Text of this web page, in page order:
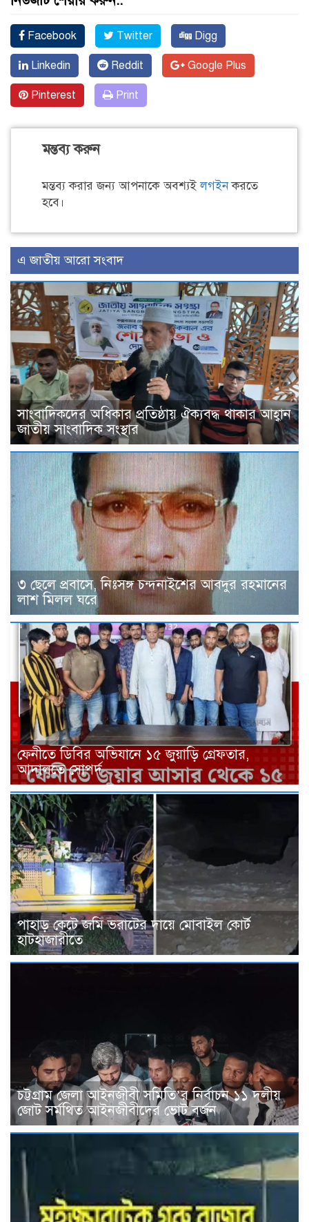
Facebook Twitter Digg
Linkedin Reddit Google Plus
Pinterest Print
মন্তব্য করুন
মন্তব্য করার জন্য আপনাকে অবশ্যইলগইনকরতে
হবে।
এ জাতীয় আরো সংবাদ
সাংবাদিকদের অধিকার প্রতিষ্ঠায় ঐক্যবদ্ধ থাকার আহ্বান
জাতীয় সাংবাদিক সংস্থার
৩ ছেলে প্রবাসে, নিঃসঙ্গ চন্দনাইশের আবদুর রহমানের
লাশ মিলল ঘরে
ফেনীতে ডিবির অভিযানে ১৫ জুয়াড়ি গ্রেফতার,
আদালতে সোপর্দ
পাহাড় কেটে জমি ভরাটের দায়ে মোবাইল কোর্ট
হাটহাজারীতে
চট্টগ্রাম জেলা আইনজীবী সমিতি’র নির্বাচন ১১ দলীয়
জোট সর্মথিত আইনজীবীদের ভোট বর্জন